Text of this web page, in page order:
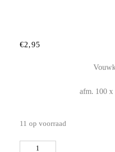
€2,95
afm. 100 x
11 op voorraad
Vouwkaart